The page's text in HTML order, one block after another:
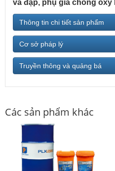
va đập, phụ gia chống oxy
Thông tin chi tiết sản phẩm
Cơ sở pháp lý
Truyền thông và quảng bá
Các sản phẩm khác